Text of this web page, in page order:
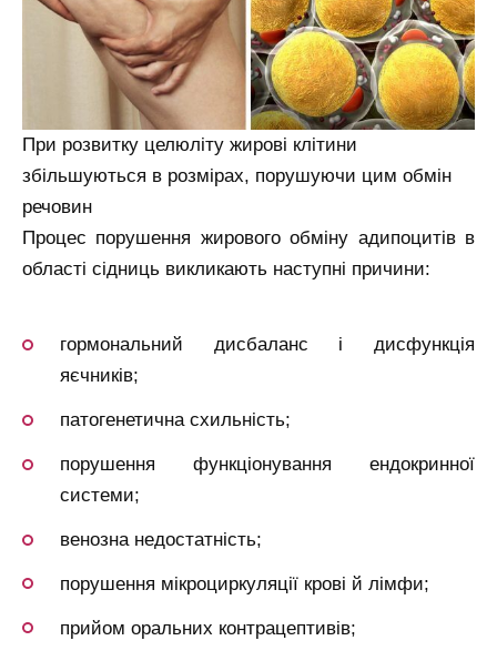
При розвитку целюліту жирові клітини
збільшуються в розмірах, порушуючи цим обмін
речовин
Процес порушення жирового обміну адипоцитів в
області сідниць викликають наступні причини:
гормональний дисбаланс і дисфункція
яєчників;
патогенетична схильність;
порушення функціонування ендокринної
системи;
венозна недостатність;
порушення мікроциркуляції крові й лімфи;
прийом оральних контрацептивів;